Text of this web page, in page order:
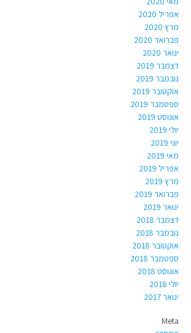
אפריל 2020
מרץ 2020
פברואר 2020
ינואר 2020
דצמבר 2019
נובמבר 2019
אוקטובר 2019
ספטמבר 2019
אוגוסט 2019
יולי 2019
יוני 2019
מאי 2019
אפריל 2019
מרץ 2019
פברואר 2019
ינואר 2019
דצמבר 2018
נובמבר 2018
אוקטובר 2018
ספטמבר 2018
אוגוסט 2018
יולי 2018
ינואר 2017
Meta